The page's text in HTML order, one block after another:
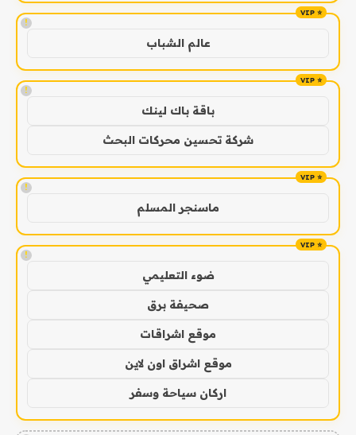
!
عالم الشباب
!
باقة باك لينك
شركة تحسين محركات البحث
!
ماسنجر المسلم
!
ضوء التعليمي
صحيفة برق
موقع اشراقات
موقع اشراق اون لاين
اركان سياحة وسفر